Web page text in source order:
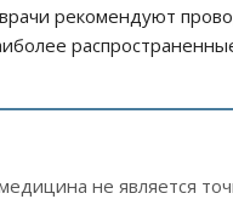
рекомендуют
не является